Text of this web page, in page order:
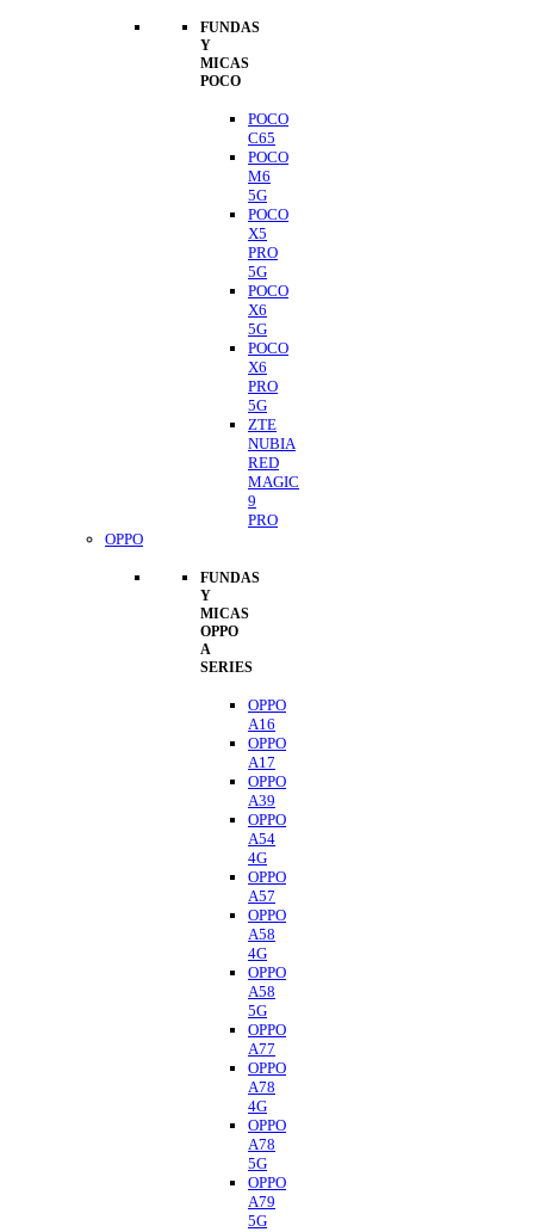
FUNDAS
Y
MICAS
POCO
POCO
C65
POCO
M6
5G
POCO
X5
PRO
5G
POCO
X6
5G
POCO
X6
PRO
5G
ZTE
NUBIA
RED
MAGIC
9
PRO
OPPO
FUNDAS
Y
MICAS
OPPO
A
SERIES
OPPO
A16
OPPO
A17
OPPO
A39
OPPO
A54
4G
OPPO
A57
OPPO
A58
4G
OPPO
A58
5G
OPPO
A77
OPPO
A78
4G
OPPO
A78
5G
OPPO
A79
5G